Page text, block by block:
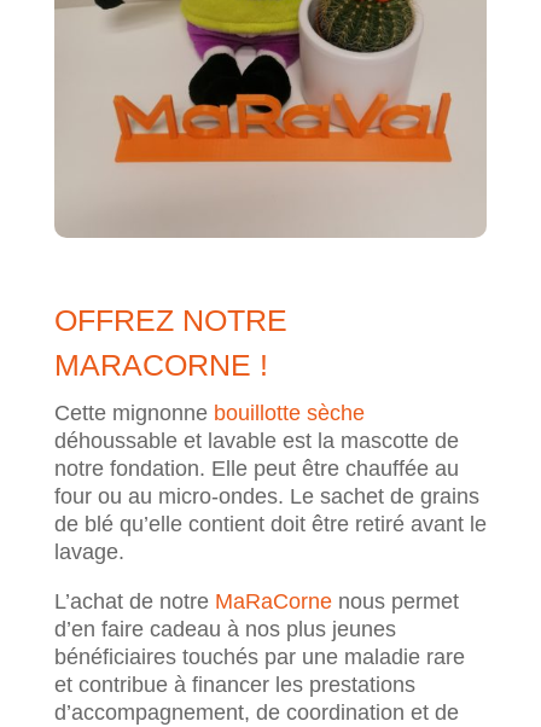
OFFREZ NOTRE
MARACORNE !
Cette mignonne bouillotte sèche
déhoussable et lavable est la mascotte de
notre fondation. Elle peut être chauffée au
four ou au micro-ondes. Le sachet de grains
de blé qu’elle contient doit être retiré avant le
lavage.
L’achat de notre MaRaCornenous permet
d’en faire cadeau à nos plus jeunes
bénéficiaires touchés par une maladie rare
et contribue à financer les prestations
d’accompagnement, de coordination et de